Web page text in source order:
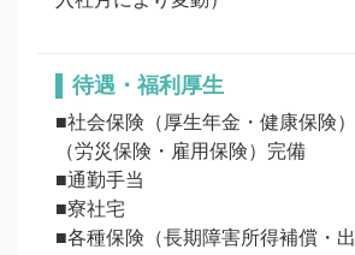
待遇・福利厚生
■社会保険（厚生年金・健康保険
（労災保険・雇用保険）完備
■通勤手当
■寮社宅
■各種保険（長期障害所得補償・